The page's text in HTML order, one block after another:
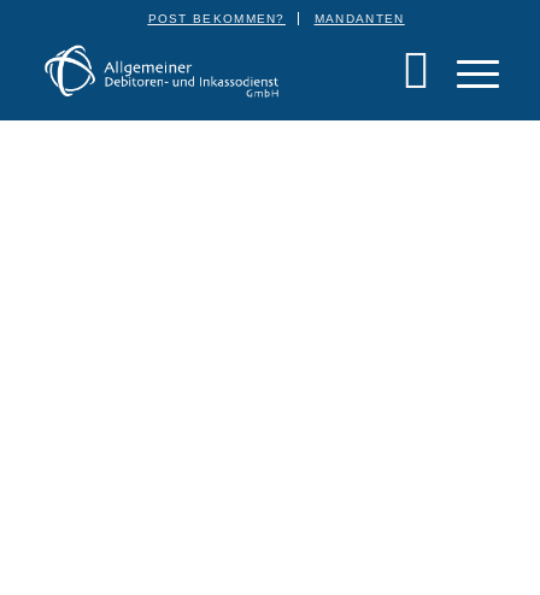
POST BEKOMMEN? MANDANTEN